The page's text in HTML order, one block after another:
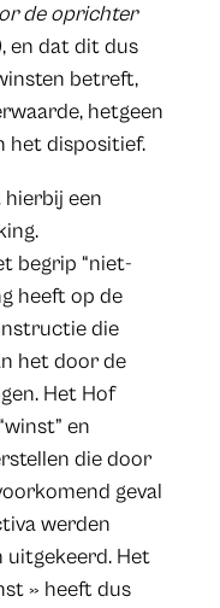
de oprichter
en dat dit dus
betreft,
hetgeen
het dispositief.
een
begrip “niet-
heeft op de
die
het door de
Het Hof
en
die door
geval
werden
uitgekeerd. Het
» heeft dus